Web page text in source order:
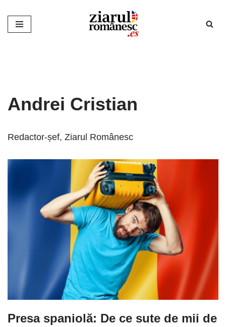
Sari
Andrei Cristian
Redactor-șef, Ziarul Românesc
Presa spaniolă: De ce sute de mii de